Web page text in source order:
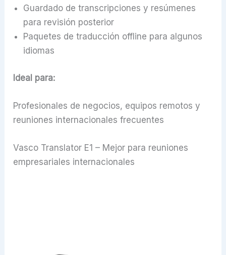
Guardado de transcripciones y resúmenes
para revisión posterior
Paquetes de traducción offline para algunos
idiomas
Ideal para:
Profesionales de negocios, equipos remotos y
reuniones internacionales frecuentes
Vasco Translator E1 – Mejor para reuniones
empresariales internacionales